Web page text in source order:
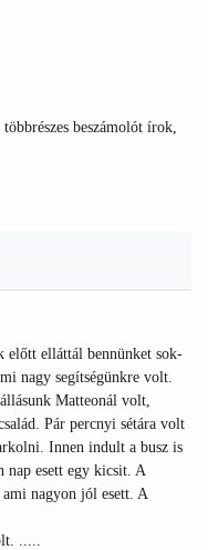
beszámolót írok,
előtt elláttál bennünket sok-
nagy segítségünkre volt.
Matteonál volt,
Pár percnyi sétára volt
Innen indult a busz is
esett egy kicsit. A
nagyon jól esett. A
.....